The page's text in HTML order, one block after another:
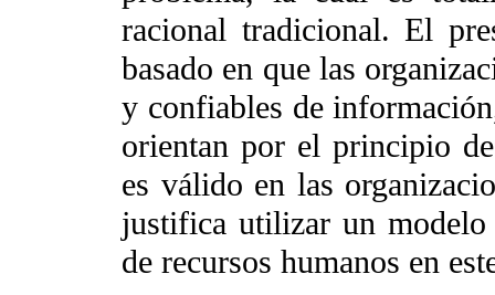
racional tradicional. El
basado en que las
y confiables de
orientan por el principio
es válido en las
justifica utilizar un
de recursos humanos en